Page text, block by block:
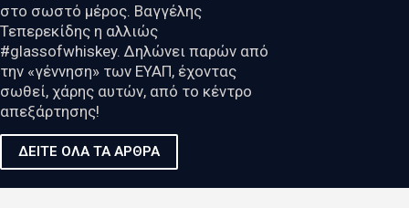
στο σωστό μέρος. Βαγγέλης
Τεπερεκίδης η αλλιώς
#glassofwhiskey. Δηλώνει παρών από
την «γέννηση» των ΕΥΑΠ, έχοντας
σωθεί, χάρης αυτών, από το κέντρο
απεξάρτησης!
ΔΕΙΤΕ ΟΛΑ ΤΑ ΑΡΘΡΑ